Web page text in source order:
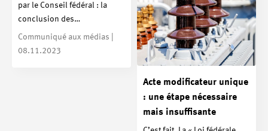
par le Conseil fédéral : la
conclusion des…
Communiqué aux médias |
08.11.2023
Acte modificateur unique
: une étape nécessaire
mais insuffisante